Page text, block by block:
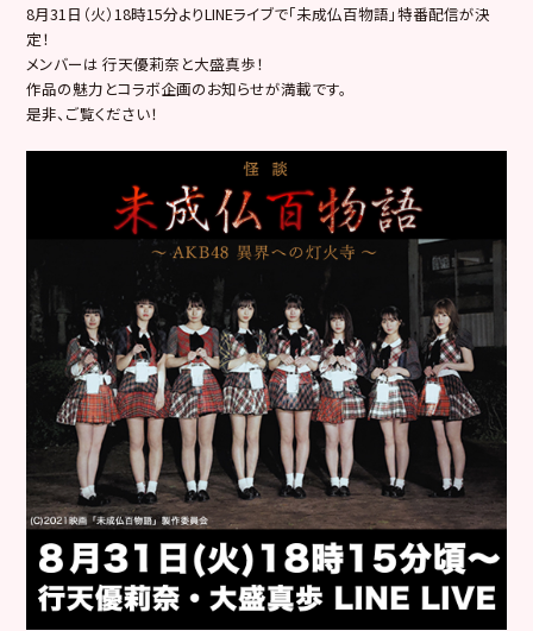
8月31日（火）18時15分よりLINEライブで「未成仏百物語」特番配信が決
定！
メンバーは 行天優莉奈と大盛真歩！
作品の魅力とコラボ企画のお知らせが満載です。
是非、ご覧ください！